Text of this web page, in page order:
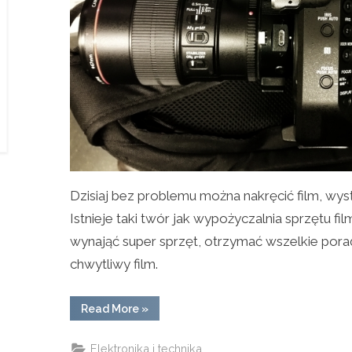
Dzisiaj bez problemu można nakręcić film,
Istnieje taki twór jak wypożyczalnia sprzętu
wynająć super sprzęt, otrzymać wszelkie
chwytliwy film.
Read More“Ty
też
»
Elektronika i technika